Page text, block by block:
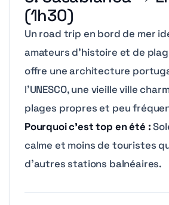
(1h30)
Un road trip en bord de mer
amateurs d’histoire et de
offre une architecture
l’UNESCO, une vieille ville
plages propres et peu
Pourquoi c’est top en été :
calme et moins de touristes
d’autres stations balnéaires.